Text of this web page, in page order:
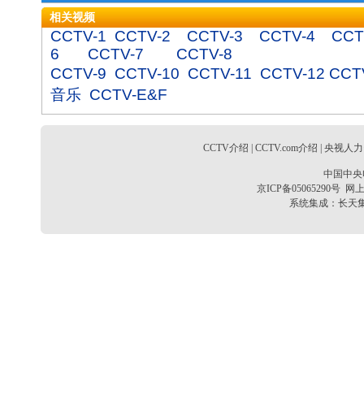
相关视频
CCTV-1 CCTV-2 CCTV-3 CCTV-4
6
CCTV-7
CCTV-8
CCTV-9 CCTV-10 CCTV-11 CCTV-12
音乐 CCTV-E&F
CCTV介绍 CCTV.com介绍 央视人
中国中
京ICP备05065290号 网
系统集成： 长天